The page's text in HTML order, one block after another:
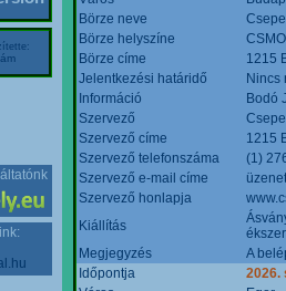
Börze neve
Börze helyszíne
Börze címe
1215
Jelentkezési határidő
Nincs
Információ
Bodó
Szervező
Szervező címe
1215
Szervező telefonszáma
(1)
Szervező e-mail címe
Szervező honlapja
Kiállítás
Megjegyzés
A
Időpontja
2026.